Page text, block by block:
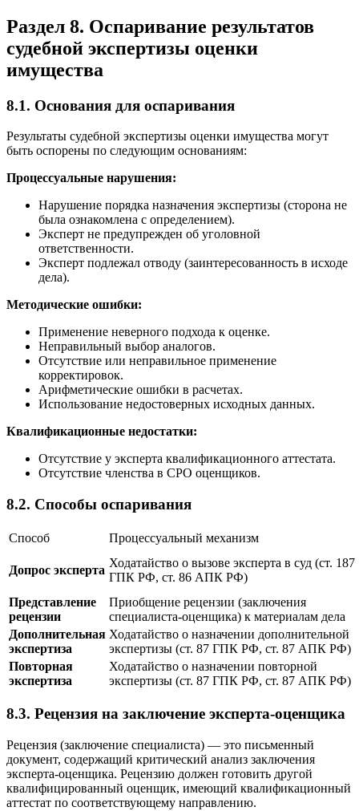
Раздел 8. Оспаривание результатов
судебной экспертизы оценки
имущества
8.1. Основания для оспаривания
Результаты судебной экспертизы оценки имущества могут
быть оспорены по следующим основаниям:
Процессуальные нарушения:
Нарушение порядка назначения экспертизы (сторона не
была ознакомлена с определением).
Эксперт не предупрежден об уголовной
ответственности.
Эксперт подлежал отводу (заинтересованность в исходе
дела).
Методические ошибки:
Применение неверного подхода к оценке.
Неправильный выбор аналогов.
Отсутствие или неправильное применение
корректировок.
Арифметические ошибки в расчетах.
Использование недостоверных исходных данных.
Квалификационные недостатки:
Отсутствие у эксперта квалификационного аттестата.
Отсутствие членства в СРО оценщиков.
8.2. Способы оспаривания
Способ Процессуальный механизм
Допрос эксперта
Ходатайство о вызове эксперта в суд (ст. 187
ГПК РФ, ст. 86 АПК РФ)
Представление
рецензии
Приобщение рецензии (заключения
специалиста-оценщика) к материалам дела
Дополнительная
экспертиза
Ходатайство о назначении дополнительной
экспертизы (ст. 87 ГПК РФ, ст. 87 АПК РФ)
Повторная
экспертиза
Ходатайство о назначении повторной
экспертизы (ст. 87 ГПК РФ, ст. 87 АПК РФ)
8.3. Рецензия на заключение эксперта-оценщика
Рецензия (заключение специалиста) — это письменный
документ, содержащий критический анализ заключения
эксперта-оценщика. Рецензию должен готовить другой
квалифицированный оценщик, имеющий квалификационный
аттестат по соответствующему направлению.